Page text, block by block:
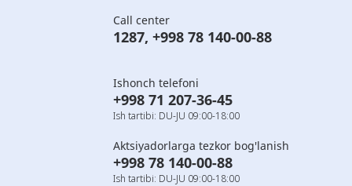
Call center
1287, +998 78 140-00-88
Ishonch telefoni
+998 71 207-36-45
Ish tartibi: DU-JU 09:00-18:00
Aktsiyadorlarga tezkor bog'lanish
+998 78 140-00-88
Ish tartibi: DU-JU 09:00-18:00